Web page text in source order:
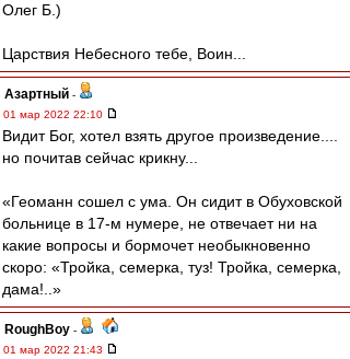
Олег Б.)
Царствия Небесного тебе, Воин...
Азартный -
01 мар 2022 22:10
Видит Бог, хотел взять другое произведение....
но почитав сейчас крикну...
«Геоманн сошел с ума. Он сидит в Обуховской
больнице в 17-м нумере, не отвечает ни на
какие вопросы и бормочет необыкновенно
скоро: «Тройка, семерка, туз! Тройка, семерка,
дама!..»
RoughBoy -
01 мар 2022 21:43